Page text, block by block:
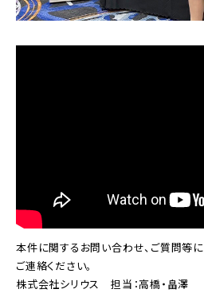
本件に関するお問い合わせ、ご質問等
ご連絡ください。
株式会社シリウス 担当：高橋・畠澤